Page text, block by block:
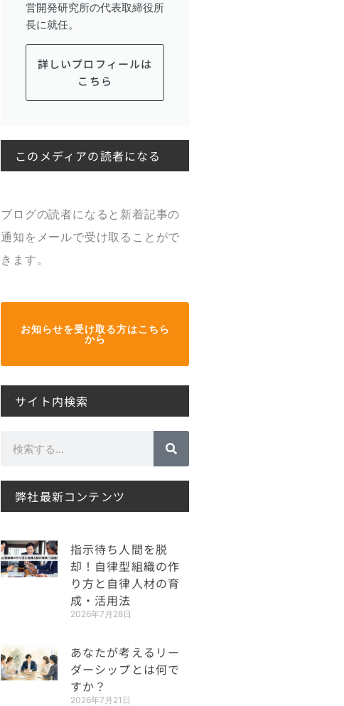
営開発研究所の代表取締役所
長に就任。
詳しいプロフィールは
こちら
このメディアの読者になる
ブログの読者になると新着記事の
通知をメールで受け取ることがで
きます。
お知らせを受け取る方はこちら
から
サイト内検索
弊社最新コンテンツ
指示待ち人間を脱
却！自律型組織の作
り方と自律人材の育
成・活用法
2026年7月28日
あなたが考えるリー
ダーシップとは何で
すか？
2026年7月21日